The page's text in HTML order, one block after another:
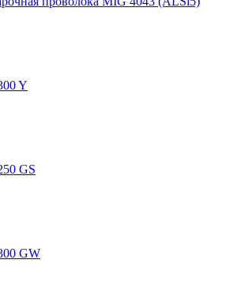
Y
GS
GW